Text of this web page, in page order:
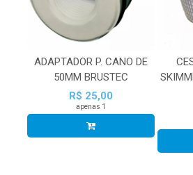
ADAPTADOR P. CANO DE
50MM BRUSTEC
R$ 25,00
apenas 1